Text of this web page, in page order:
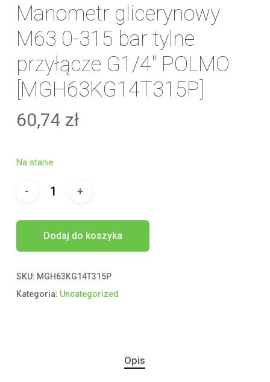
Manometr glicerynowy
M63 0-315 bar tylne
przyłącze G1/4″ POLMO
[MGH63KG14T315P]
60,74 zł
Na stanie
Dodaj do koszyka
SKU: MGH63KG14T315P
Kategoria: Uncategorized
Opis